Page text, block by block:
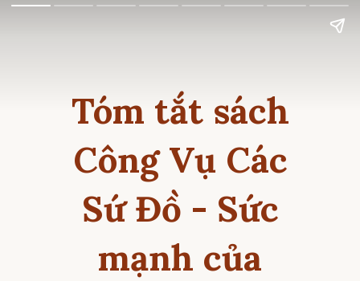
Tóm tắt sách
Công Vụ Các
Sứ Đồ - Sức
mạnh của